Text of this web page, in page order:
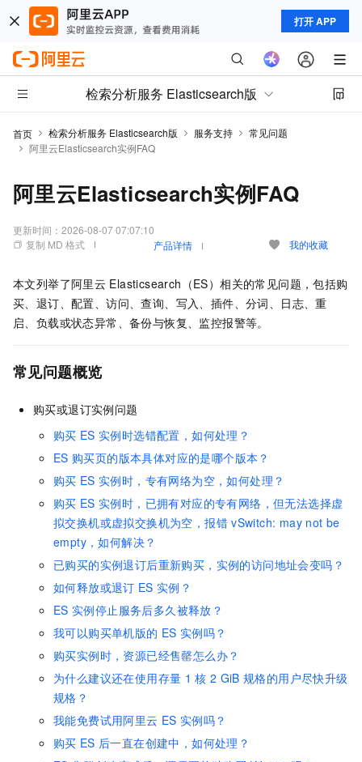
打开 APP
检索分析服务 Elasticsearch版
首页 检索分析服务 Elasticsearch版 服务支持
常见问题
阿里云Elasticsearch实例FAQ
阿里云Elasticsearch实例FAQ
更新时间： 2026-08-07 07:07:10
复制 MD 格式
产品详情 我的收藏
本文列举了阿里云 Elasticsearch（ES）相关的常见问题，包括购
买、退订、配置、访问、查询、写入、插件、分词、日志、重
启、负载或状态异常、备份与恢复、监控报警等。
常见问题概览
购买或退订实例问题
购买 ES 实例时选错配置，如何处理？
ES 购买页的版本具体对应的是哪个版本？
购买 ES 实例时，专有网络为空，如何处理？
购买 ES 实例时，已拥有对应的专有网络，但无法选择虚
拟交换机或虚拟交换机为空，报错 vSwitch: may not be
empty，如何解决？
已购买的实例退订后重新购买，实例的访问地址会变吗？
如何释放或退订 ES 实例？
ES 实例停止服务后多久被释放？
我可以购买单机版的 ES 实例吗？
购买实例时，资源已经售罄怎么办？
为什么建议还在使用存量 1 核 2 GiB 规格的用户尽快升级
规格？
我能免费试用阿里云 ES 实例吗？
购买 ES 后一直在创建中，如何处理？